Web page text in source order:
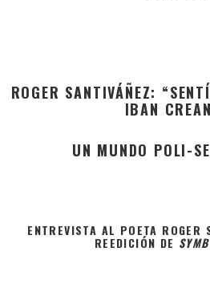
ROGER SANTIVÁÑEZ:
IBAN
UN MUNDO POLI-
ENTREVISTA AL POETA ROGER
REEDICIÓN DE